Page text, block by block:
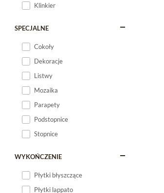
Klinkier
SPECJALNE
Cokoły
Dekoracje
Listwy
Mozaika
Parapety
Podstopnice
Stopnice
WYKOŃCZENIE
Płytki błyszczące
Płytki lappato